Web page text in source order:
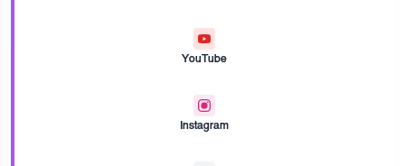
YouTube
Instagram